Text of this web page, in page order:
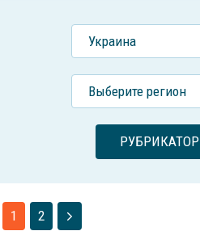
Украина
Выберите регион
РУБРИКАТОР
1 2